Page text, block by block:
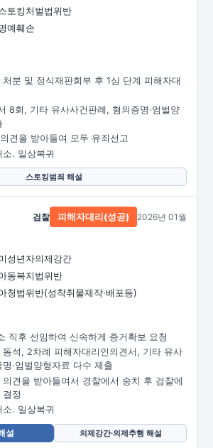
토킹처벌법위반
예훼손
분 및 정식재판회부 후 1심 단계 피해자대
8회, 기타 유사사건판례, 혐의증명·엄벌양
견을 받아들여 모두 유죄선고
. 일상복귀
스토킹범죄 해설
성년자의제강간
동복지법위반
청법위반(성착취물제작·배포등)
검찰 피해자대리(성공) 2026년 01월
직후 선임하여 신속하게 증거확보 요청
석, 2차례 피해자대리인의견서, 기타 유사
·엄벌양형자료 다수 제출
견을 받아들여서 경찰에서 송치 후 검찰에
정
. 일상복귀
설 의제강간·의제추행 해설